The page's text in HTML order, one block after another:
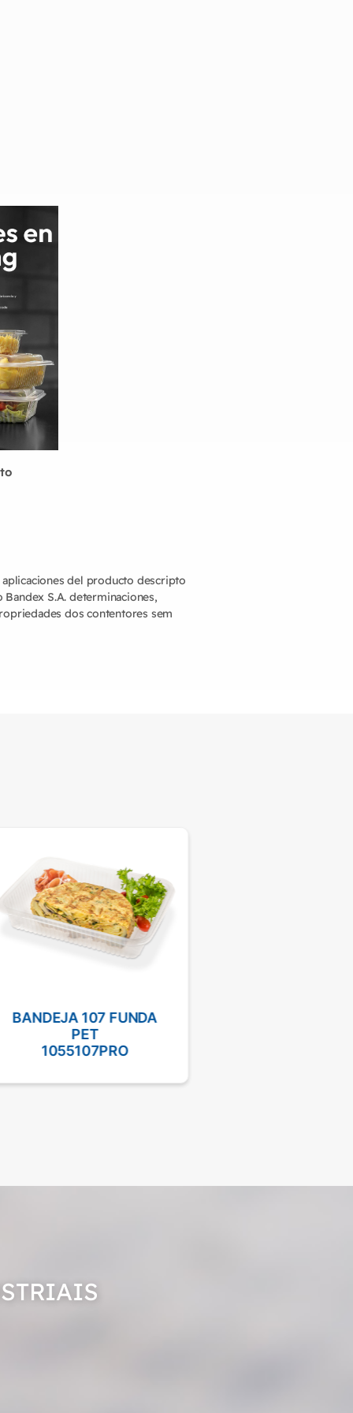
del producto descripto
S.A. determinaciones,
dos contentores sem
BANDEJA 107 FUNDA
PET
1055107PRO